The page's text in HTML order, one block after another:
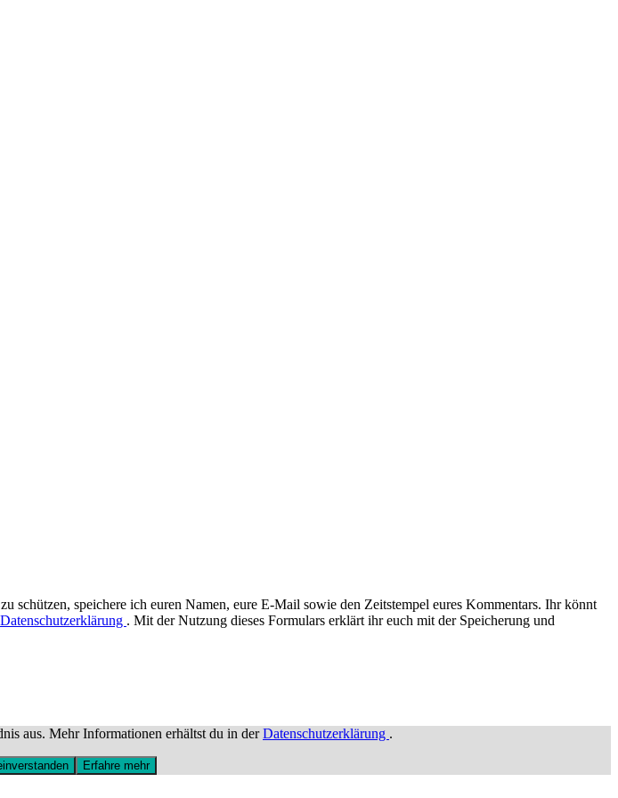
speichere ich euren Namen, eure E-Mail sowie den Zeitstempel eures Kommentars. Ihr könnt
Datenschutzerklärung . Mit der Nutzung dieses Formulars erklärt ihr euch mit der Speicherung und
aus. Mehr Informationen erhältst du in derDatenschutzerklärung .
Erfahre mehr